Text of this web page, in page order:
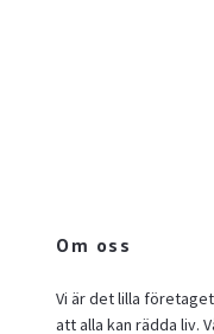
Om oss
Vi är det lilla
att alla kan rädda liv.